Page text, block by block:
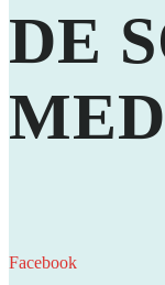
DE
Facebook